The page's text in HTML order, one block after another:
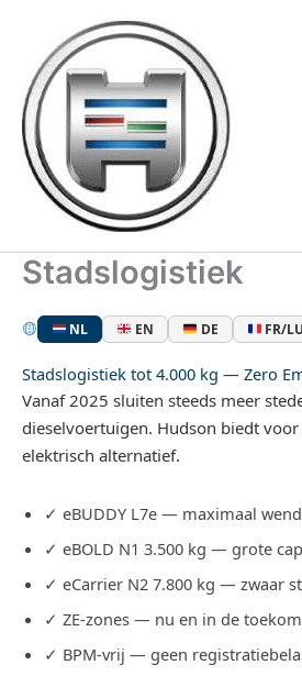
inhoud
Stadslogistiek
NL EN DE FR/LU
Stadslogistiek tot 4.000 kg — Zero
Vanaf 2025 sluiten steeds meer
dieselvoertuigen. Hudson biedt
elektrisch alternatief.
✓ eBUDDY L7e — maximaal
✓ eBOLD N1 3.500 kg — grote
✓ eCarrier N2 7.800 kg — zwaar
✓ ZE-zones — nu en in de
✓ BPM-vrij — geen